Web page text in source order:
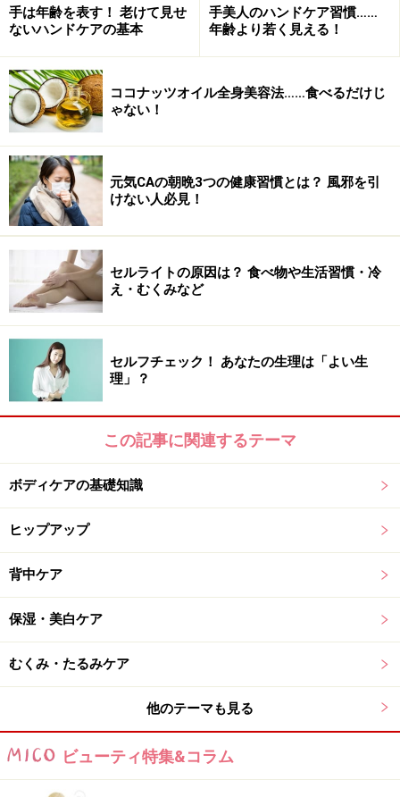
幹、カラダの中心部・胴体が鍛えられること。
さんのヨガの記事内でもご紹介したように、「コア」は
今、フィットネス業界で話題のキーワード。ここを鍛え
ることにより、単に筋肉が引き締まるだけでなく、骨格
のバランスが整う
もスタイルが「なんかイマイチ」「惜しいッ!!」と感じる
のって、姿勢の悪い人。
筋肉を傷めない
前述の通り、スタビライゼーションはリハビリ体操がモ
トになったもの。いま流行りの「ピラティス」も負傷兵
のリハビリ体操から派生したものですが、ともに怪我人
にも無理のないように考案された「安全性」も大きな特
徴。今まであまり運動してこなかった人も筋肉を傷める
場所を選ばない
「筋肉を傷めない」ということにも関連していますが、
スタビライゼーションではダンベルやマシーンなどの負
荷を使用しません。
自分のカラダひとつあればできるの
です。家庭でもできますし、出張先のホテルでもできま
す。逆をいえば、「今日は雨だからジムに行けなかっ
た」「出張だったからダンベルがなくてできなかった」
て、気合を入れてやるしかないでしょう!!
手は年齢を表す！ 老けて見せ
ないハンドケアの基本
手美人のハンドケア習慣……
年齢より若く見える！
ココナッツオイル全身美容法……食べるだけじ
ゃない！
元気CAの朝晩3つの健康習慣とは？ 風邪を引
けない人必見！
セルライトの原因は？ 食べ物や生活習慣・冷
え・むくみなど
セルフチェック！ あなたの生理は「よい生
理」？
この記事に関連するテーマ
ボディケアの基礎知識
ヒップアップ
背中ケア
保湿・美白ケア
むくみ・たるみケア
他のテーマも見る
ビューティ特集&コラム